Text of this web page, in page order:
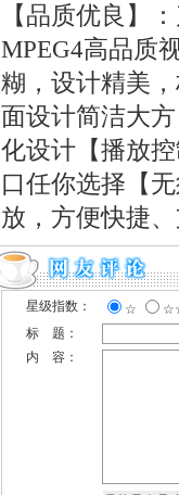
【品质优良】
MPEG4高品质
糊，设计精美
面设计简洁大
化设计【播放
口任你选择【
放，方便快捷
星级指数： ☆
标 题：
内 容：